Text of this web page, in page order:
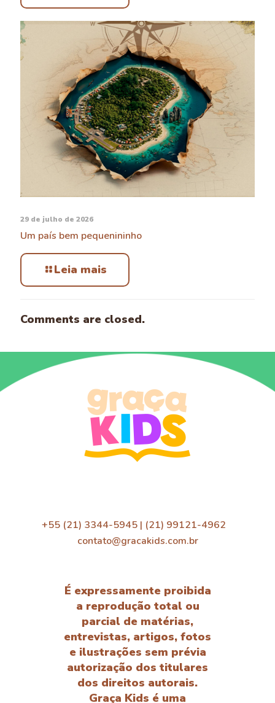
29 de julho de 2026
Um país bem pequenininho
Leia mais
Comments are closed.
+55 (21) 3344-5945 | (21) 99121-4962
contato@gracakids.com.br
É expressamente proibida
a reprodução total ou
parcial de matérias,
entrevistas, artigos, fotos
e ilustrações sem prévia
autorização dos titulares
dos direitos autorais.
Graça Kids é uma